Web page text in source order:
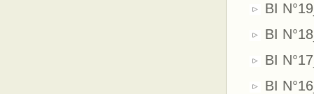
BI
BI
BI
BI